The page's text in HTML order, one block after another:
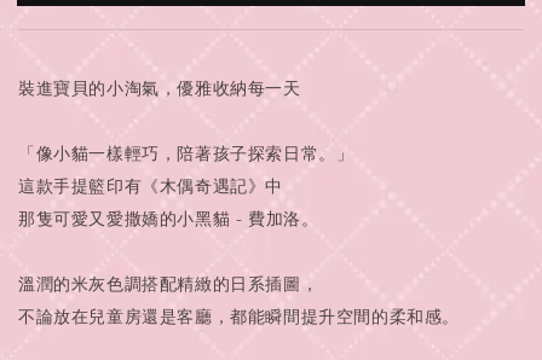
裝進寶貝的小淘氣，優雅收納每一天
「像小貓一樣輕巧，陪著孩子探索日常。」
這款手提籃印有《木偶奇遇記》中
那隻可愛又愛撒嬌的小黑貓 - 費加洛。
溫潤的米灰色調搭配精緻的日系插圖，
不論放在兒童房還是客廳，都能瞬間提升空間的柔和感。